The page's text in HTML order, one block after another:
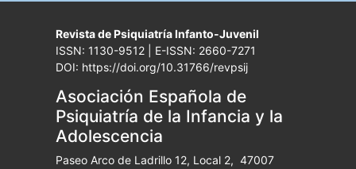
Revista de Psiquiatría Infanto-Juvenil
ISSN: 1130-9512 | E-ISSN: 2660-7271
DOI: https://doi.org/10.31766/revpsij
Asociación Española de
Psiquiatría de la Infancia y la
Adolescencia
Paseo Arco de Ladrillo 12, Local 2, 47007